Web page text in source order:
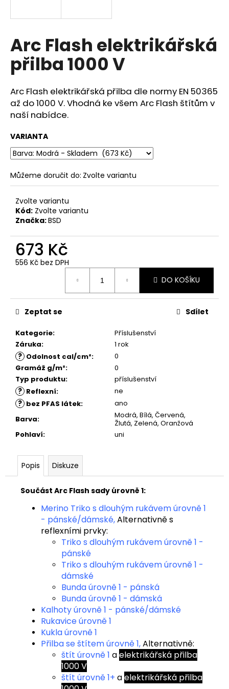
Arc Flash elektrikářská
přilba 1000 V
Arc Flash elektrikářská přilba dle normy EN 50365
až do 1000 V. Vhodná ke všem Arc Flash štítům v
naší nabídce.
VARIANTA
Můžeme doručit do: Zvolte variantu
Zvolte variantu
Kód: Zvolte variantu
Značka:BSD
673 Kč
556 Kč bez DPH
DO KOŠÍKU
Kategorie:
Příslušenství
Záruka: 1 rok
? Odolnost cal/cm²:
0
Gramáž g/m²:
0
Typ produktu: příslušenství
? Reflexní: ne
? bez PFAS látek:
ano
Barva:
Modrá, Bílá, Červená,
Žlutá, Zelená, Oranžová
Pohlaví: uni
Zeptat se Sdílet
Popis Diskuze
Součást Arc Flash sady úrovně 1:
Merino Triko s dlouhým rukávem úrovně 1
- pánské/dámské,Alternativně s
reflexními prvky:
Triko s dlouhým rukávem úrovně 1 -
pánské
Triko s dlouhým rukávem úrovně 1 -
dámské
Bunda úrovně 1 - pánská
Bunda úrovně 1 - dámská
Kalhoty úrovně 1 - pánské/dámské
Rukavice úrovně 1
Kukla úrovně 1
Přilba se štítem úrovně 1,Alternativně:
štít úrovně 1 aelektrikářská přilba
1000 V
štít úrovně 1+ aelektrikářská přilba
í
t
?
D
o
p
o
u
u
e